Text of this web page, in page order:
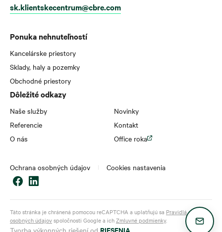
Ponuka nehnuteľností
Kancelárske priestory
Sklady, haly a pozemky
Obchodné priestory
Dôležité odkazy
Naše služby
Referencie
O nás
Novinky
Kontakt
Office roka
sk.klientskecentrum@cbre.com
Ochrana osobných údajov Cookies nastavenia
Táto stránka je chránená pomocou reCAPTCHA a uplatňujú sa Pravidlá ochrany
osobných údajovspoločnosti Google a ichZmluvné podmienky.
Tvorba výkonných riešení od RIESENIA